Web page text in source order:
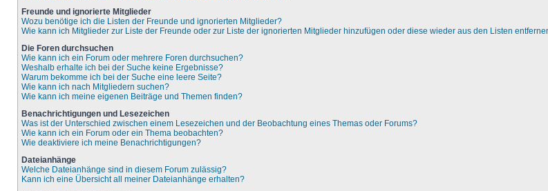
Freunde und ignorierte Mitglieder
Wozu benötige ich die Listen der Freunde und ignorierten Mitglieder?
Wie kann ich Mitglieder zur Liste der Freunde oder zur Liste der ignorierten Mitglieder hinzufügen oder diese wieder aus den Listen
Die Foren durchsuchen
Wie kann ich ein Forum oder mehrere Foren durchsuchen?
Weshalb erhalte ich bei der Suche keine Ergebnisse?
Warum bekomme ich bei der Suche eine leere Seite?
Wie kann ich nach Mitgliedern suchen?
Wie kann ich meine eigenen Beiträge und Themen finden?
Benachrichtigungen und Lesezeichen
Was ist der Unterschied zwischen einem Lesezeichen und der Beobachtung eines Themas oder Forums?
Wie kann ich ein Forum oder ein Thema beobachten?
Wie deaktiviere ich meine Benachrichtigungen?
Dateianhänge
Welche Dateianhänge sind in diesem Forum zulässig?
Kann ich eine Übersicht all meiner Dateianhänge erhalten?